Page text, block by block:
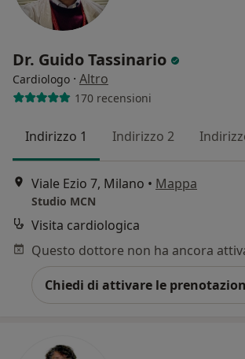
Dr. Guido Tassinario
Cardiologo · Altro
170 recensioni
Indirizzo 1 Indirizzo 2
Viale Ezio 7, Milano • Mappa
Studio MCN
Visita cardiologica
Chiedi di attivare le